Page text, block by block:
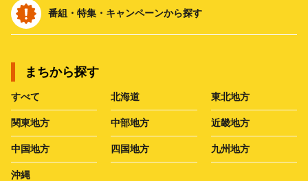
番組・特集・キャンペーンから探す
まちから探す
すべて 北海道 東北地方
関東地方 中部地方 近畿地方
中国地方 四国地方 九州地方
沖縄